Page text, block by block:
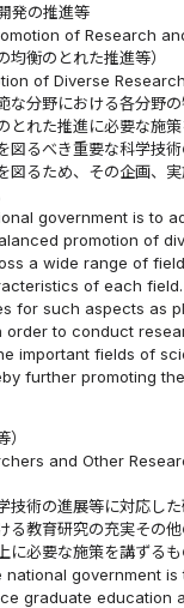
発の推進等
of Research
均衡のとれた推進等）
of Diverse
な分野における各分野
とれた推進に必要な施策
図るべき重要な科学技
図るため、その企画、
government is to
promotion of
a wide range of
of each
for such aspects as
order to conduct
important fields of
further promoting
）
and Other
技術の進展等に対応し
る教育研究の充実その他
に必要な施策を講ずるも
national government
graduate education